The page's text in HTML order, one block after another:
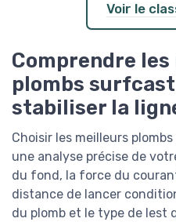
Voir le
Comprendre
plombs
stabiliser la
Choisir les meilleurs
une analyse précise de
du fond, la force du
distance de lancer
du plomb et le type de lest